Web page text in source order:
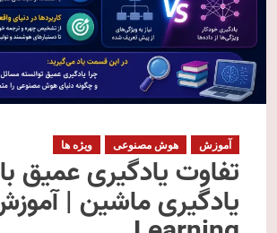
آموزش هوش مصنوعی ویژه ها
تفاوت یادگیری عمیق با